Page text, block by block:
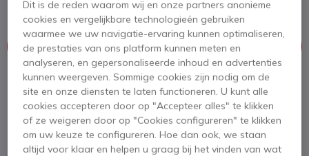
Dit product wordt niet meer geproduceerd.
Om u van dienst te zijn bieden wij vergelijkbare producten aan
Bekijk alternatieven
Dit is de reden waarom wij en onze partners anonieme
cookies en vergelijkbare technologieën gebruiken
waarmee we uw navigatie-ervaring kunnen optimaliseren,
de prestaties van ons platform kunnen meten en
analyseren, en gepersonaliseerde inhoud en advertenties
kunnen weergeven. Sommige cookies zijn nodig om de
site en onze diensten te laten functioneren. U kunt alle
cookies accepteren door op "Accepteer alles" te klikken
of ze weigeren door op "Cookies configureren" te klikken
om uw keuze te configureren. Hoe dan ook, we staan
altijd voor klaar en helpen u graag bij het vinden van wat